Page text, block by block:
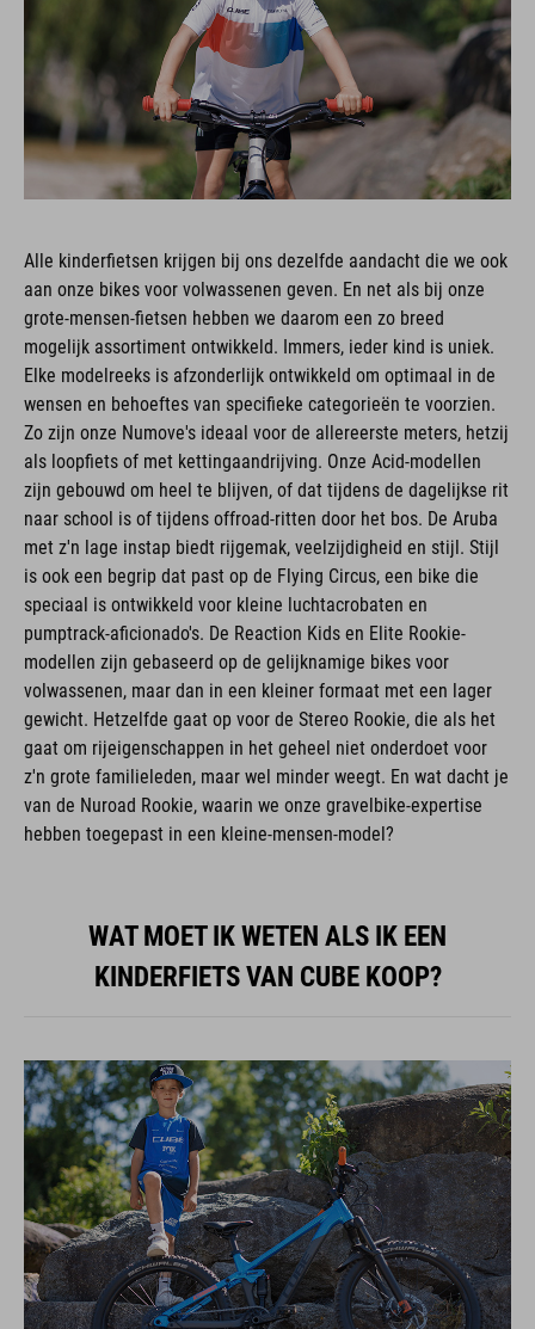
Alle kinderfietsen krijgen bij ons dezelfde aandacht die we ook
aan onze bikes voor volwassenen geven. En net als bij onze
grote-mensen-fietsen hebben we daarom een zo breed
mogelijk assortiment ontwikkeld. Immers, ieder kind is uniek.
Elke modelreeks is afzonderlijk ontwikkeld om optimaal in de
wensen en behoeftes van specifieke categorieën te voorzien.
Zo zijn onze Numove's ideaal voor de allereerste meters, hetzij
als loopfiets of met kettingaandrijving. Onze Acid-modellen
zijn gebouwd om heel te blijven, of dat tijdens de dagelijkse rit
naar school is of tijdens offroad-ritten door het bos. De Aruba
met z'n lage instap biedt rijgemak, veelzijdigheid en stijl. Stijl
is ook een begrip dat past op de Flying Circus, een bike die
speciaal is ontwikkeld voor kleine luchtacrobaten en
pumptrack-aficionado's. De Reaction Kids en Elite Rookie-
modellen zijn gebaseerd op de gelijknamige bikes voor
volwassenen, maar dan in een kleiner formaat met een lager
gewicht. Hetzelfde gaat op voor de Stereo Rookie, die als het
gaat om rijeigenschappen in het geheel niet onderdoet voor
z'n grote familieleden, maar wel minder weegt. En wat dacht je
van de Nuroad Rookie, waarin we onze gravelbike-expertise
hebben toegepast in een kleine-mensen-model?
WAT MOET IK WETEN ALS IK EEN
KINDERFIETS VAN CUBE KOOP?